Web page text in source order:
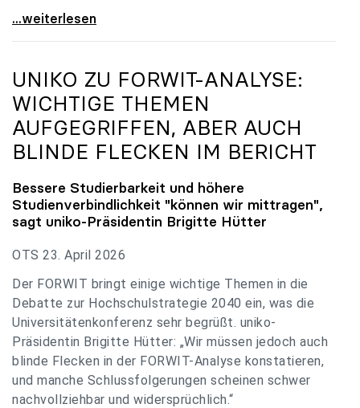
uniko zu Budgetverhandlungen: Universitäten sind
...weiterlesen
UNIKO ZU FORWIT-ANALYSE:
WICHTIGE THEMEN
AUFGEGRIFFEN, ABER AUCH
BLINDE FLECKEN IM BERICHT
Bessere Studierbarkeit und höhere
Studienverbindlichkeit "können wir mittragen",
sagt uniko-Präsidentin Brigitte Hütter
OTS 23. April 2026
Der FORWIT bringt einige wichtige Themen in die
Debatte zur Hochschulstrategie 2040 ein, was die
Universitätenkonferenz sehr begrüßt. uniko-
Präsidentin Brigitte Hütter: „Wir müssen jedoch auch
blinde Flecken in der FORWIT-Analyse konstatieren,
und manche Schlussfolgerungen scheinen schwer
nachvollziehbar und widersprüchlich.“